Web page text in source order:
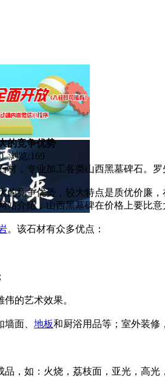
的竞争优势
浏览:169
材，专业加工各类山西黑墓碑石。
的竞争优势，较大特点是质优价廉
站介绍，山西黑墓碑在价格上要比
。该石材有众多优点：
的艺术效果。
墙面、 地板和厨浴用品等；室外装修
，如：火烧，荔枝面，亚光，高光